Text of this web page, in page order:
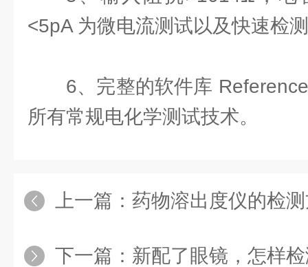
<5pA 为微电流测试以及快速检
6、完整的软件库
所有常规电化学测试技术。
上一篇： 药物溶出度仪的检
下一篇： 新配了眼镜，怎样